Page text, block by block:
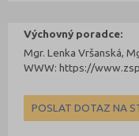
Výchovný poradce:
Mgr. Lenka Vršanská,
WWW: https://
POSLAT DOTAZ NA